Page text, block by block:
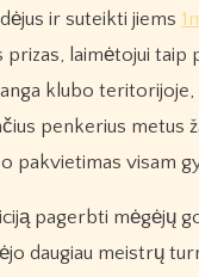
ir suteikti jiems
prizas, laimėtojui taip
klubo
penkerius metus
pakvietimas visam
pagerbti mėgėjų
daugiau meistrų